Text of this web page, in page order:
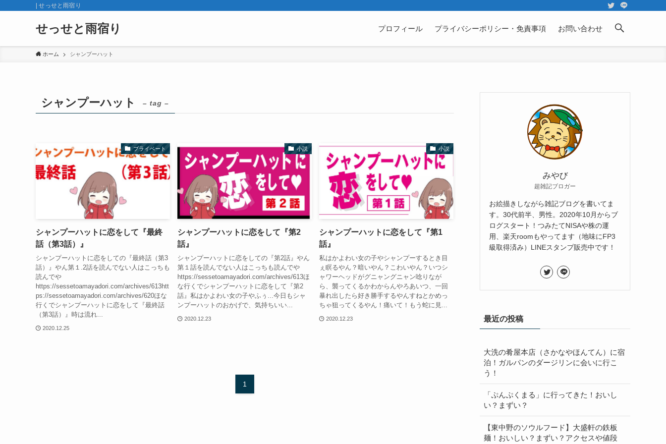
| せっせと雨宿り
せっせと雨宿り プロフィール プライバシーポリシー・免責事項 お問い合わせ
ホーム シャンプーハット
シャンプーハット – tag –
プライベート
シャンプーハットに恋をして『最終
話（第3話）』
シャンプーハットに恋をしての『最終話（第3
話）』やん第１.2話を読んでない人はこっちも
読んでや
https://sessetoamayadori.com/archives/613htt
ps://sessetoamayadori.com/archives/620ほな
行くでシャンプーハットに恋をして『最終話
（第3話）』時は流れ...
2020.12.25
小説
シャンプーハットに恋をして『第2
話』
シャンプーハットに恋をしての『第2話』やん
第１話を読んでない人はこっちも読んでや
https://sessetoamayadori.com/archives/613ほ
な行くでシャンプーハットに恋をして『第2
話』私はかよわい女の子やふぅ...今日もシャ
ンプーハットのおかげで、気持ちいい...
2020.12.23
小説
シャンプーハットに恋をして『第1
話』
私はかよわい女の子やシャンプーするとき目
ぇ瞑るやん？暗いやん？こわいやん？いつシ
ャワーヘッドがグニャングニャン唸りなが
ら、襲ってくるかわからんやろあいつ、一回
暴れ出したら好き勝手するやんすねとかめっ
ちゃ狙ってくるやん！痛いて！もう蛇に見...
2020.12.23
1
みやび
超雑記ブロガー
お絵描きしながら雑記ブログを書いてま
す。30代前半、男性。2020年10月からブ
ログスタート！つみたてNISAや株の運
用、楽天roomもやってます（地味にFP3
級取得済み）LINEスタンプ販売中です！
最近の投稿
大洗の肴屋本店（さかなやほんてん）に宿
泊！ガルパンのダージリンに会いに行こ
う！
「ぷんぷくまる」に行ってきた！おいし
い？まずい？
【東中野のソウルフード】大盛軒の鉄板
麺！おいしい？まずい？アクセスや値段